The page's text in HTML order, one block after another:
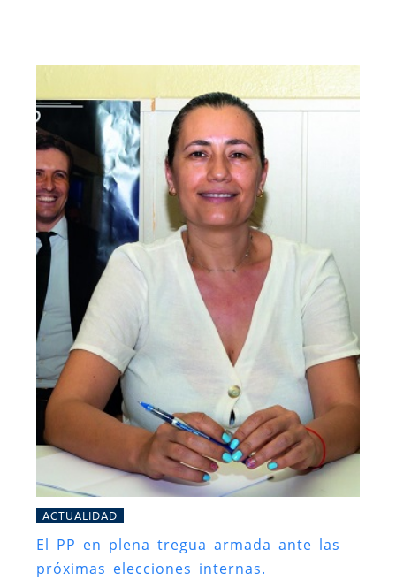
ACTUALIDAD
El PP en plena tregua armada ante las
próximas elecciones internas.